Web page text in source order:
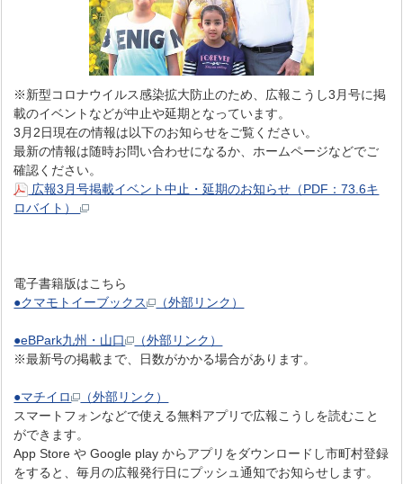
※新型コロナウイルス感染拡大防止のため、広報こうし3月号に掲
載のイベントなどが中止や延期となっています。
3月2日現在の情報は以下のお知らせをご覧ください。
最新の情報は随時お問い合わせになるか、ホームページなどでご
確認ください。
広報3月号掲載イベント中止・延期のお知らせ（PDF：73.6キ
ロバイト）
電子書籍版はこちら
●クマモトイーブックス
（外部リンク）
●eBPark九州・山口
（外部リンク）
※最新号の掲載まで、日数がかかる場合があります。
●マチイロ
（外部リンク）
スマートフォンなどで使える無料アプリで広報こうしを読むこと
ができます。
App Store や Google play からアプリをダウンロードし市町村登録
をすると、毎月の広報発行日にプッシュ通知でお知らせします。